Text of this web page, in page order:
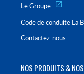
Le Groupe
Code de conduite La
Contactez-nous
NOS PRODUITS &